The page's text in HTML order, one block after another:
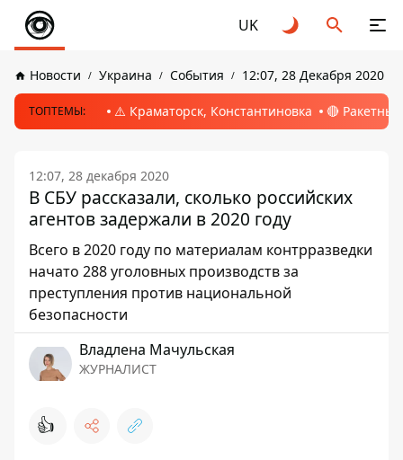
UK
Новости Украина События 12:07, 28 Декабря 2020
ТОПТЕМЫ: ⚠️ Краматорск, Константиновка 🔴
12:07, 28 декабря 2020
В СБУ рассказали, сколько российских
агентов задержали в 2020 году
Всего в 2020 году по материалам контрразведки
начато 288 уголовных производств за
преступления против национальной
безопасности
Владлена Мачульская
ЖУРНАЛИСТ
👍